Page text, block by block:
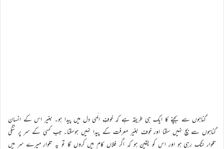
گناہوں سے بچنے کا ایک ہی طریقہ ہے کہ خوفِ الٰہی دل میں پیدا ہو۔ بغیر اس کے انسان
گناہوں سے بچ نہیں سکتا اور خوف بغیر معرفت کے پیدا نہیں ہوسکتا۔ جب کسی کے سر پر ننگی
تلوار لٹک رہی ہو اور اس کو یقین ہو کہ اگر فلاں کام میں کروں گا تو یہ تلوار میرے سر میں